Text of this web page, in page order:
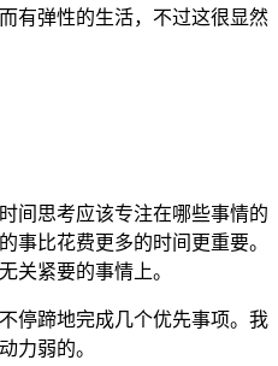
有弹性的生活，不过这很显然
间思考应该专注在哪些事情的
事比花费更多的时间更重要。
关紧要的事情上。
停蹄地完成几个优先事项。我
力弱的。